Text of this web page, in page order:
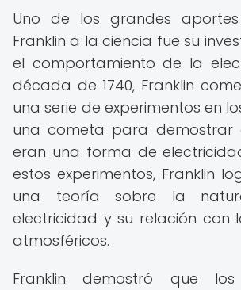
Uno de los grandes
Franklin a la ciencia fue su
el comportamiento de la
década de 1740, Franklin
una serie de experimentos en
una cometa para demostrar
eran una forma de
estos experimentos, Franklin
una teoría sobre la
electricidad y su relación con
atmosféricos.
Franklin demostró que